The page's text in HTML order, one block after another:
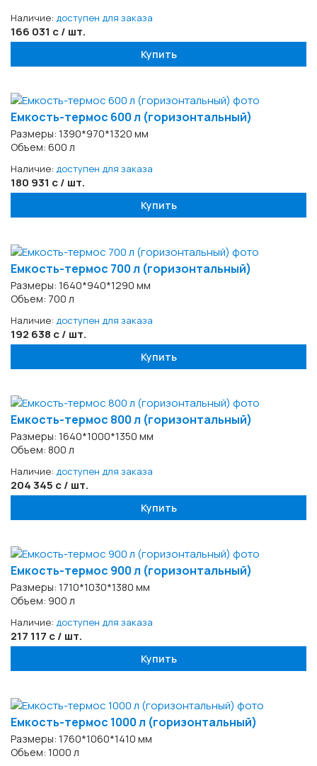
Наличие: доступен для заказа
166 031 с / шт.
Купить
Емкость-термос 600 л (горизонтальный)
Размеры: 1390*970*1320 мм
Объем: 600 л
Наличие: доступен для заказа
180 931 с / шт.
Купить
Емкость-термос 700 л (горизонтальный)
Размеры: 1640*940*1290 мм
Объем: 700 л
Наличие: доступен для заказа
192 638 с / шт.
Купить
Емкость-термос 800 л (горизонтальный)
Размеры: 1640*1000*1350 мм
Объем: 800 л
Наличие: доступен для заказа
204 345 с / шт.
Купить
Емкость-термос 900 л (горизонтальный)
Размеры: 1710*1030*1380 мм
Объем: 900 л
Наличие: доступен для заказа
217 117 с / шт.
Купить
Емкость-термос 1000 л (горизонтальный)
Размеры: 1760*1060*1410 мм
Объем: 1000 л